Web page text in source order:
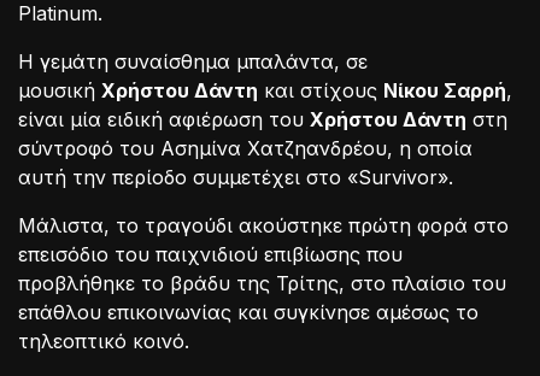
Platinum.
Η γεμάτη συναίσθημα μπαλάντα, σε
μουσική Χρήστου Δάντη και στίχους Νίκου Σαρρή,
είναι μία ειδική αφιέρωση του Χρήστου Δάντη στη
σύντροφό του Ασημίνα Χατζηανδρέου, η οποία
αυτή την περίοδο συμμετέχει στο «Survivor».
Μάλιστα, το τραγούδι ακούστηκε πρώτη φορά στο
επεισόδιο του παιχνιδιού επιβίωσης που
προβλήθηκε το βράδυ της Τρίτης, στο πλαίσιο του
επάθλου επικοινωνίας και συγκίνησε αμέσως το
τηλεοπτικό κοινό.